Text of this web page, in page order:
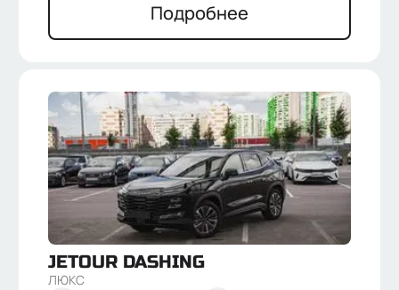
Подробнее
JETOUR DASHING
ЛЮКС